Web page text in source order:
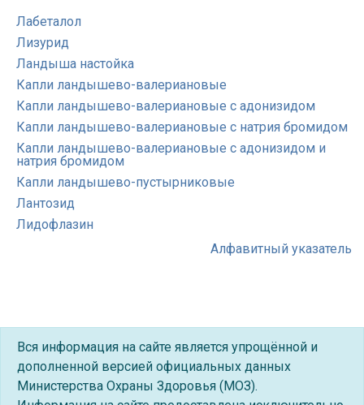
Лабеталол
Лизурид
Ландыша настойка
Капли ландышево-валериановые
Капли ландышево-валериановые с адонизидом
Капли ландышево-валериановые с натрия бромидом
Капли ландышево-валериановые с адонизидом и
натрия бромидом
Капли ландышево-пустырниковые
Лантозид
Лидофлазин
Алфавитный указатель
Вся информация на сайте является упрощённой и
дополненной версией официальных данных
Министерства Охраны Здоровья (МОЗ).